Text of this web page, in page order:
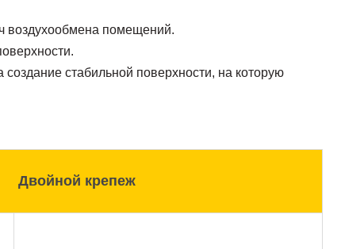
воздухообмена помещений.
стабильной поверхности, на которую
Двойной крепеж